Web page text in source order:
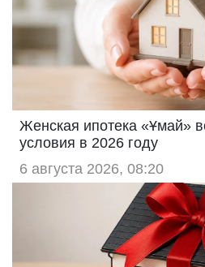
Женская ипотека «Ұмай»
условия в 2026 году
6 августа 2026, 08:20